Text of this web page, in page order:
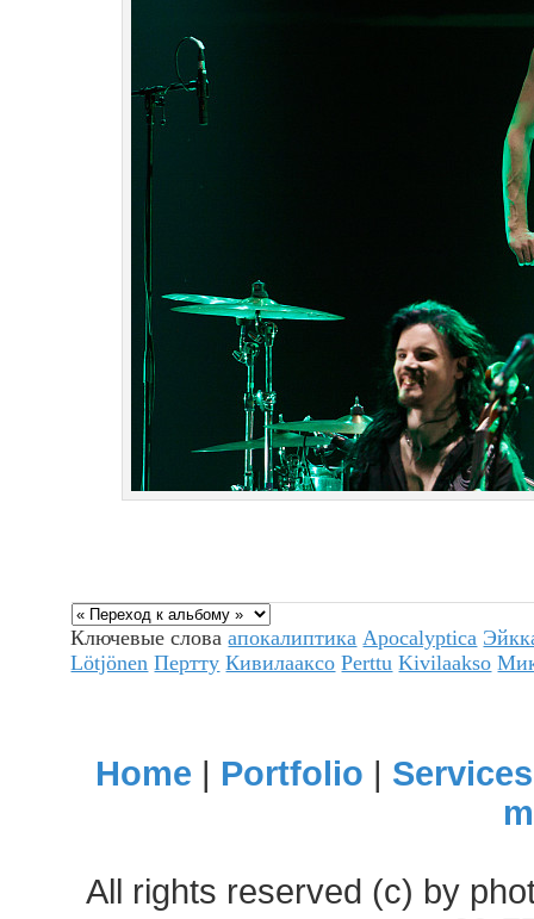
Ключевые словаапокалиптика Apocalyptica
Lötjönen Пертту Кивилааксо Perttu Kivilaakso
Home | Portfolio | Services
All rights reserved (c) by